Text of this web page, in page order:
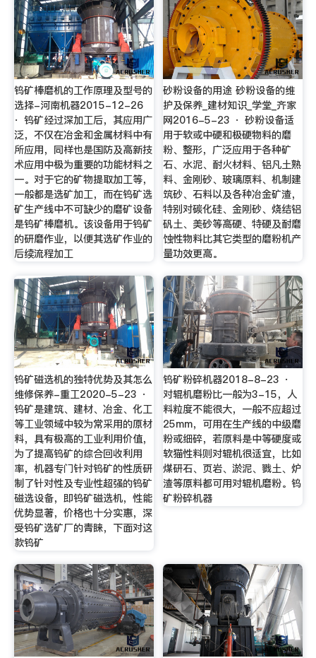
钨矿棒磨机的工作原理及型号的
选择-河南机器2015-12-26
· 钨矿经过深加工后，其应用广
泛，不仅在冶金和金属材料中有
所应用，同样也是国防及高新技
术应用中极为重要的功能材料之
一。对于它的矿物提取加工等，
一般都是选矿加工，而在钨矿选
矿生产线中不可缺少的磨矿设备
是钨矿棒磨机。该设备用于钨矿
的研磨作业，以便其选矿作业的
后续流程加工
砂粉设备的用途 砂粉设备的维
护及保养_建材知识_学堂_齐家
网2016-5-23 · 砂粉设备适
用于软或中硬和极硬物料的磨
粉、整形，广泛应用于各种矿
石、水泥、耐火材料、铝凡土熟
料、金刚砂、玻璃原料、机制建
筑砂、石料以及各种冶金矿渣，
特别对碳化硅、金刚砂、烧结铝
矾土、美砂等高硬、特硬及耐磨
蚀性物料比其它类型的磨粉机产
量功效更高。
钨矿磁选机的独特优势及其怎么
维修保养-重工2020-5-23 ·
钨矿是建筑、建材、冶金、化工
等工业领域中较为常采用的原材
料，具有极高的工业利用价值，
为了提高钨矿的综合回收利用
率，机器专门针对钨矿的性质研
制了针对性及专业性超强的钨矿
磁选设备，即钨矿磁选机，性能
优势显著，价格也十分实惠，深
受钨矿选矿厂的青睐，下面对这
款钨矿
钨矿粉碎机器2018-8-23 ·
对辊机磨粉比一般为3-15，人
料粒度不能很大，一般不应超过
25mm，可用在生产线的中级磨
粉或细碎，若原料是中等硬度或
软猫性料则对辊机很适宜，比如
煤研石、页岩、淤泥、戮土、炉
渣等原料都可用对辊机磨粉。钨
矿粉碎机器